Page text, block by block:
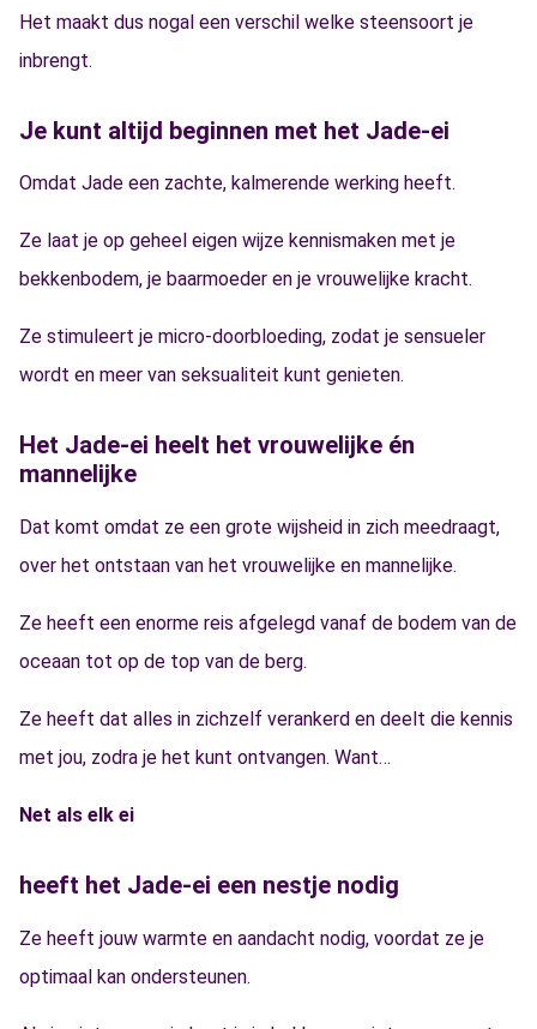
Het maakt dus nogal een verschil welke steensoort je
inbrengt.
Je kunt altijd beginnen met het Jade-ei
Omdat Jade een zachte, kalmerende werking heeft.
Ze laat je op geheel eigen wijze kennismaken met je
bekkenbodem, je baarmoeder en je vrouwelijke kracht.
Ze stimuleert je micro-doorbloeding, zodat je sensueler
wordt en meer van seksualiteit kunt genieten.
Het Jade-ei heelt het vrouwelijke én
mannelijke
Dat komt omdat ze een grote wijsheid in zich meedraagt,
over het ontstaan van het vrouwelijke en mannelijke.
Ze heeft een enorme reis afgelegd vanaf de bodem van de
oceaan tot op de top van de berg.
Ze heeft dat alles in zichzelf verankerd en deelt die kennis
met jou, zodra je het kunt ontvangen. Want…
Net als elk ei
heeft het Jade-ei een nestje nodig
Ze heeft jouw warmte en aandacht nodig, voordat ze je
optimaal kan ondersteunen.